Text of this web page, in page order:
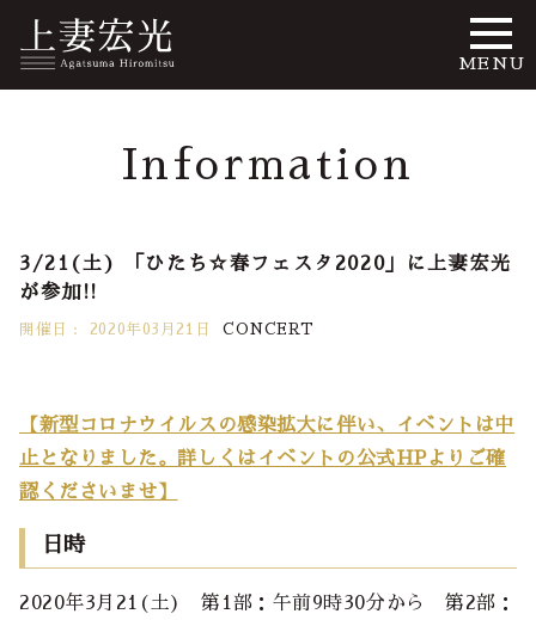
MENU
Information
3/21(土) 「ひたち☆春フェスタ2020」に上妻宏光
が参加!!
開催日 : 2020年03月21日 CONCERT
【新型コロナウイルスの感染拡大に伴い、イベントは中
止となりました。詳しくはイベントの公式HPよりご確
認くださいませ】
日時
2020年3月21(土) 第1部：午前9時30分から 第2部：